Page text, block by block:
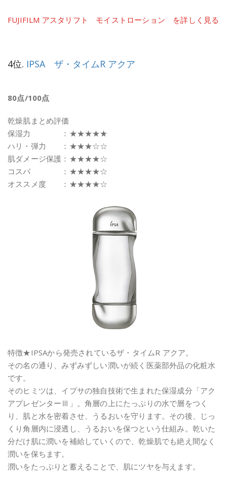
FUJIFILM アスタリフト モイストローション を詳しく見る
4位. IPSA ザ・タイムR アクア
80点/100点
乾燥肌まとめ評価
保湿力 ：★★★★★
ハリ・弾力 ：★★★☆☆
肌ダメージ保護：★★★★☆
コスパ ：★★★★☆
オススメ度 ：★★★★☆
特徴★IPSAから発売されているザ・タイムR アクア。
その名の通り、みずみずしい潤いが続く医薬部外品の化粧水
です。
そのヒミツは、イプサの独自技術で生まれた保湿成分「アク
アプレゼンターⅢ」。角層の上にたっぷりの水で層をつく
り、肌と水を密着させ、うるおいを守ります。その後、じっ
くり角層内に浸透し、うるおいを保つという仕組み。乾いた
分だけ肌に潤いを補給していくので、乾燥肌でも絶え間なく
潤いを保ちます。
潤いをたっぷりと蓄えることで、肌にツヤを与えます。